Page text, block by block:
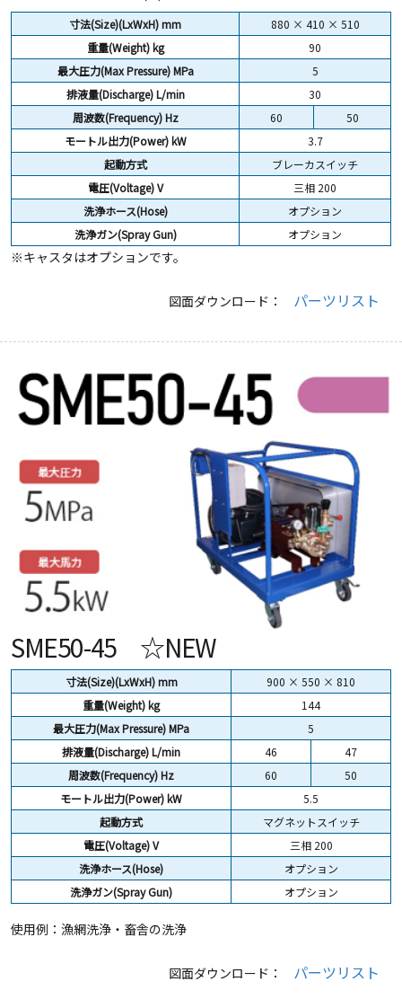
寸法(Size)(LxWxH) mm
880 × 410 × 510
重量(Weight)kg
90
最大圧力(Max Pressure) MPa
5
排液量(Discharge) L/min
30
周波数(Frequency) Hz
60
50
モートル出力(Power) kW
3.7
起動方式
ブレーカスイッチ
電圧(Voltage) V
三相 200
洗浄ホース(Hose)
オプション
洗浄ガン(Spray Gun)
オプション
※キャスタはオプションです。
図面ダウンロード： パーツリスト
SME50-45 ☆NEW
寸法(Size)(LxWxH) mm
900 × 550 × 810
重量(Weight)kg
144
最大圧力(Max Pressure) MPa
5
排液量(Discharge) L/min
46
47
周波数(Frequency) Hz
60
50
モートル出力(Power) kW
5.5
起動方式
マグネットスイッチ
電圧(Voltage) V
三相 200
洗浄ホース(Hose)
オプション
洗浄ガン(Spray Gun)
オプション
使用例：漁網洗浄・畜舎の洗浄
図面ダウンロード： パーツリスト